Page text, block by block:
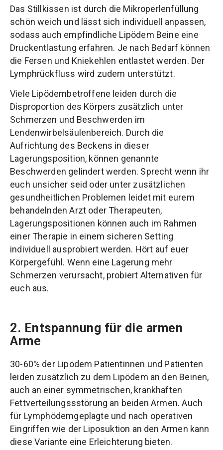
Das Stillkissen ist durch die Mikroperlenfüllung
schön weich und lässt sich individuell anpassen,
sodass auch empfindliche Lipödem Beine eine
Druckentlastung erfahren. Je nach Bedarf können
die Fersen und Kniekehlen entlastet werden. Der
Lymphrückfluss wird zudem unterstützt.
Viele Lipödembetroffene leiden durch die
Disproportion des Körpers zusätzlich unter
Schmerzen und Beschwerden im
Lendenwirbelsäulenbereich. Durch die
Aufrichtung des Beckens in dieser
Lagerungsposition, können genannte
Beschwerden gelindert werden. Sprecht wenn ihr
euch unsicher seid oder unter zusätzlichen
gesundheitlichen Problemen leidet mit eurem
behandelnden Arzt oder Therapeuten,
Lagerungspositionen können auch im Rahmen
einer Therapie in einem sicheren Setting
individuell ausprobiert werden. Hört auf euer
Körpergefühl. Wenn eine Lagerung mehr
Schmerzen verursacht, probiert Alternativen für
euch aus.
2. Entspannung für die armen
Arme
30-60% der Lipödem Patientinnen und Patienten
leiden zusätzlich zu dem Lipödem an den Beinen,
auch an einer symmetrischen, krankhaften
Fettverteilungssstörung an beiden Armen. Auch
für Lymphödemgeplagte und nach operativen
Eingriffen wie der Liposuktion an den Armen kann
diese Variante eine Erleichterung bieten.